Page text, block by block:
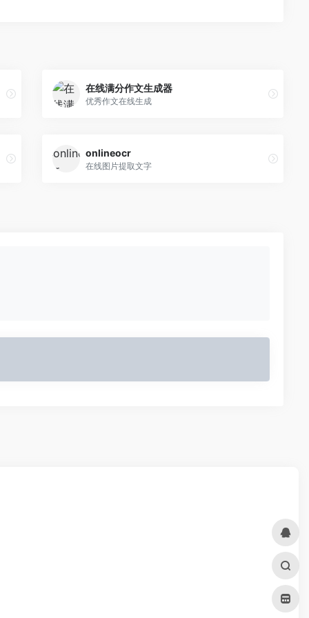
在线满分作文生成器
优秀作文在线生成
onlineocr
在线图片提取文字